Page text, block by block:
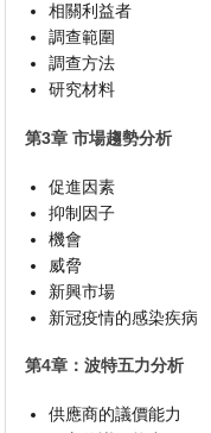
相關利益者
調查範圍
調查方法
研究材料
第3章 市場趨勢分析
促進因素
抑制因子
機會
威脅
新興市場
新冠疫情的感染疾病
第4章：波特五力分析
供應商的議價能力